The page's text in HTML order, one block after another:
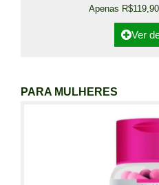
Apenas
Ver
PARA MULHERES